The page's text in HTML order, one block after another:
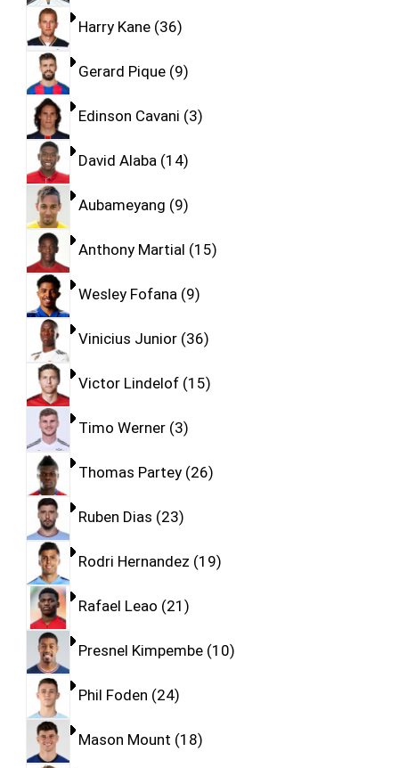
Harry Kane 36
Gerard Pique 9
Edinson Cavani 3
David Alaba 14
Aubameyang 9
Anthony Martial 15
Wesley Fofana 9
Vinicius Junior 36
Victor Lindelof 15
Timo Werner 3
Thomas Partey 26
Ruben Dias 23
Rodri Hernandez 19
Rafael Leao 21
Presnel Kimpembe 10
Phil Foden 24
Mason Mount 18